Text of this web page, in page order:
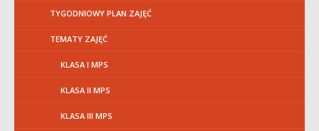
TYGODNIOWY PLAN ZAJĘĆ
TEMATY ZAJĘĆ
KLASA I MPS
KLASA II MPS
KLASA III MPS